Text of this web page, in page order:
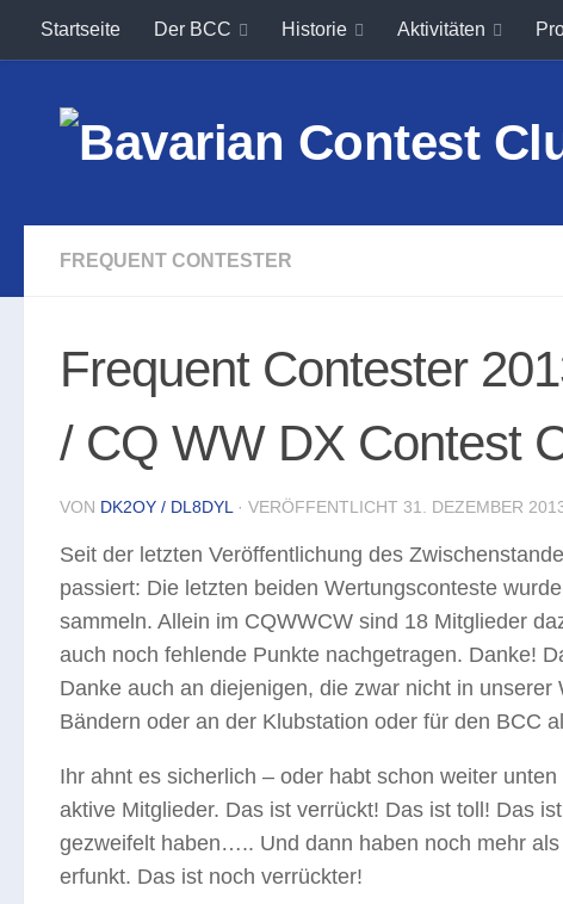
Unter dem Inhalt
Startseite Der BCC Historie Aktivitäten
FREQUENT CONTESTER
Frequent Contester
/ CQ WW DX Contest
VON DK2OY / DL8DYL · VERÖFFENTLICHT 31. DEZEMBER
Seit der letzten Veröffentlichung des
passiert: Die letzten beiden Wertungsconteste
sammeln. Allein im CQWWCW sind 18 Mitglieder
auch noch fehlende Punkte nachgetragen. Danke!
Danke auch an diejenigen, die zwar nicht in
Bändern oder an der Klubstation oder für den BCC
Ihr ahnt es sicherlich – oder habt schon weiter
aktive Mitglieder. Das ist verrückt! Das ist toll! Das
gezweifelt haben….. Und dann haben noch mehr
erfunkt. Das ist noch verrückter!